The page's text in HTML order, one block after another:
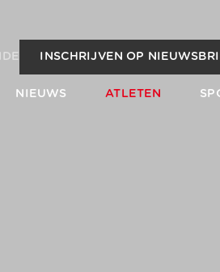
DE INSCHRIJVEN OP
NIEUWS ATLETEN